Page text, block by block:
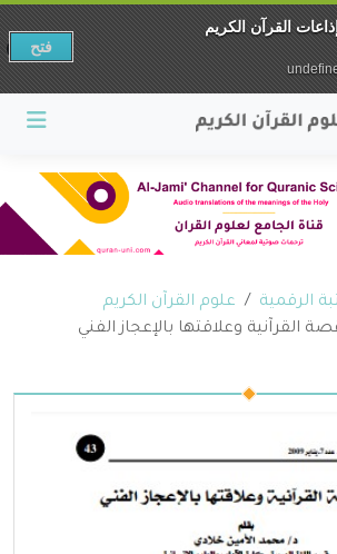
الرقمية
علوم القرآن الكريم
القرآنية وعلاقتها بالإعجاز الفني
القرآن الكريم
فتح